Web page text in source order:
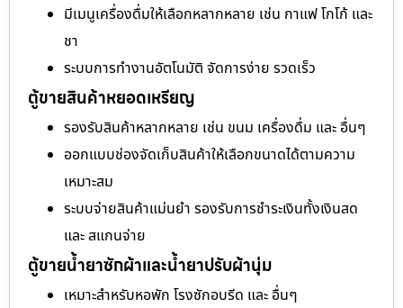
มีเมนูเครื่องดื่มให้เลือกหลากหลาย เช่น กาแฟ โกโก้ และ
ชา
ระบบการทำงานอัตโนมัติ จัดการง่าย รวดเร็ว
ตู้ขายสินค้าหยอดเหรียญ
รองรับสินค้าหลากหลาย เช่น ขนม เครื่องดื่ม และ อื่นๆ
ออกแบบช่องจัดเก็บสินค้าให้เลือกขนาดได้ตามความ
เหมาะสม
ระบบจ่ายสินค้าแม่นยำ รองรับการชำระเงินทั้งเงินสด
และ สแกนจ่าย
ตู้ขายน้ำยาซักผ้าและน้ำยาปรับผ้านุ่ม
เหมาะสำหรับหอพัก โรงซักอบรีด และ อื่นๆ